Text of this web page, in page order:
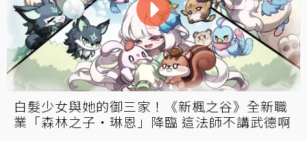
白髮少女與她的御三家！《新楓之谷》全新職
業「森林之子‧琳恩」降臨 這法師不講武德啊